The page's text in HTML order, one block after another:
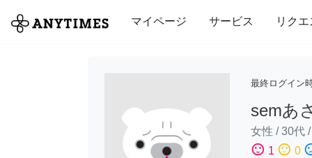
マイページ サービス リクエ
全て 修理・組立 家事 引っ越し
最終ログイン
semあ
女性 /30代 /
sentiment_satisfied 1 sentiment_neutral 0